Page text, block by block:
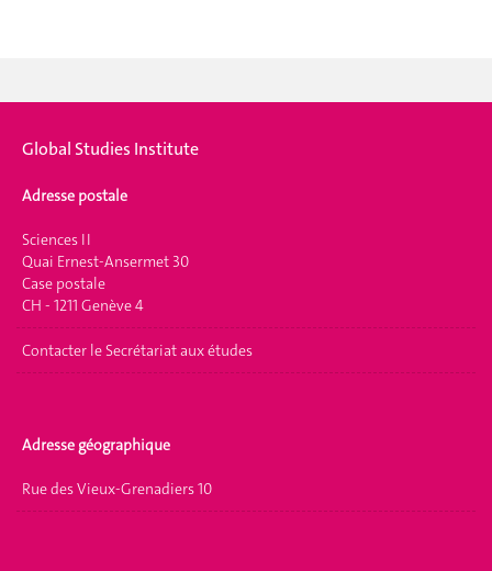
Global Studies Institute
Adresse postale
Sciences II
Quai Ernest-Ansermet 30
Case postale
CH - 1211 Genève 4
Contacter le Secrétariat aux études
Adresse géographique
Rue des Vieux-Grenadiers 10